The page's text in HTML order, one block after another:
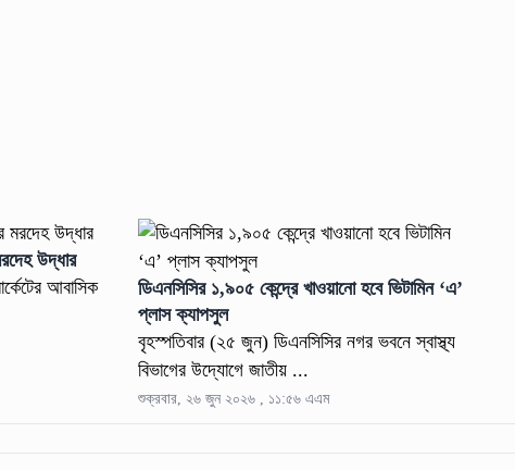
উদ্ধার
আবাসিক
ডিএনসিসির ১,৯০৫ কেন্দ্রে খাওয়ানো হবে ভিটামিন ‘এ’
প্লাস ক্যাপসুল
বৃহস্পতিবার (২৫ জুন) ডিএনসিসির নগর ভবনে স্বাস্থ্য
বিভাগের উদ্যোগে জাতীয় ...
শুক্রবার, ২৬ জুন ২০২৬ , ১১:৫৬ এএম